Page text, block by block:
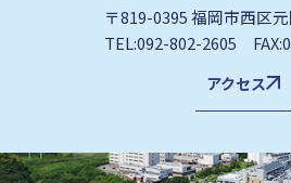
〒819-0395 福岡市西区
TEL:092-802-2605
アクセス